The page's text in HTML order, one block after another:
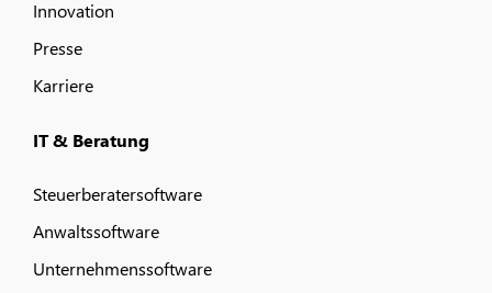
Innovation
Presse
Karriere
IT & Beratung
Steuerberatersoftware
Anwaltssoftware
Unternehmenssoftware